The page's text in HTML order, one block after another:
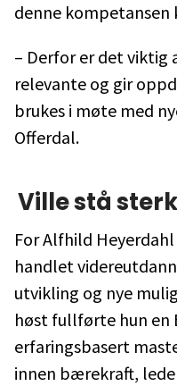
denne kompetansen
– Derfor er det viktig
relevante og gir
brukes i møte med
Offerdal.
Ville stå
For Alfhild
handlet
utvikling og nye
høst fullførte hun en
erfaringsbasert
innen bærekraft,